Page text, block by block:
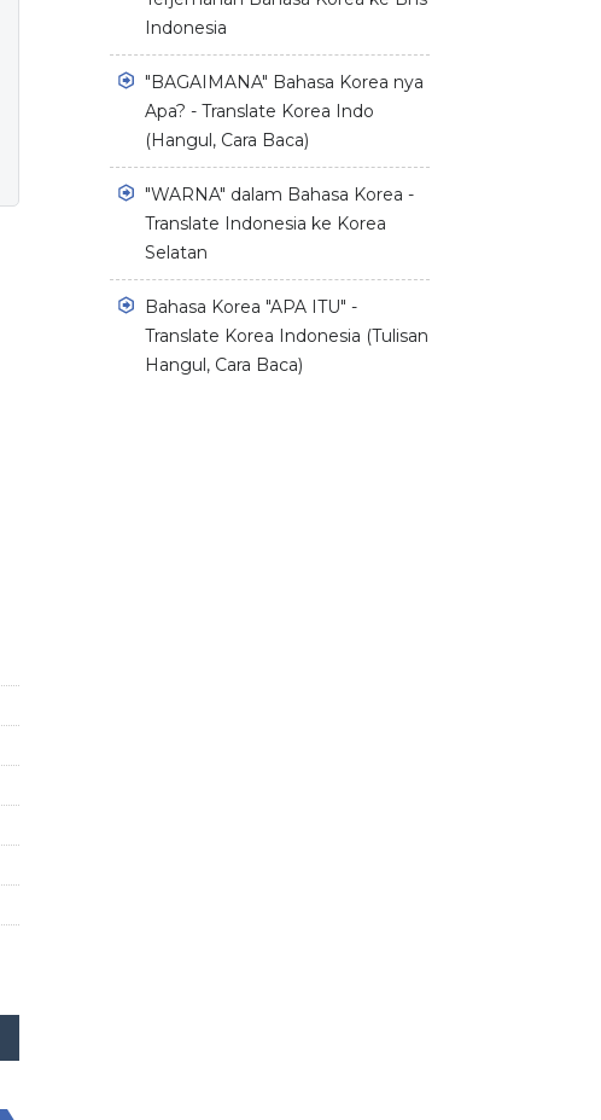
Indonesia
"BAGAIMANA" Bahasa Korea nya
Apa? - Translate Korea Indo
(Hangul, Cara Baca)
"WARNA" dalam Bahasa Korea -
Translate Indonesia ke Korea
Selatan
Bahasa Korea "APA ITU" -
Translate Korea Indonesia (Tulisan
Hangul, Cara Baca)